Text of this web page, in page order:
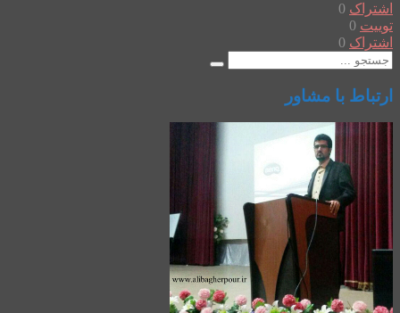
اشتراک 0
توییت 0
اشتراک 0
ارتباط با مشاور